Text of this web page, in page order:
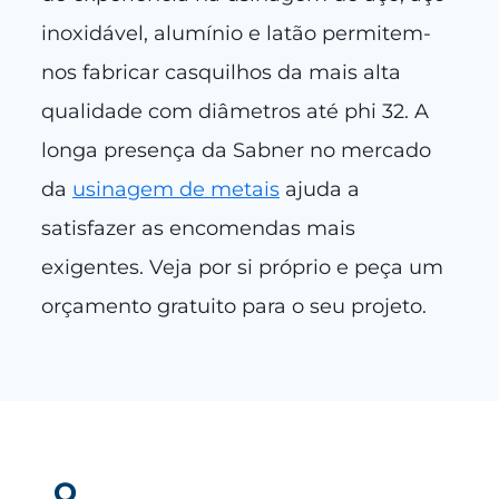
inoxidável, alumínio e latão permitem-
nos fabricar casquilhos da mais alta
qualidade com diâmetros até phi 32. A
longa presença da Sabner no mercado
da usinagem de metais ajuda a
satisfazer as encomendas mais
exigentes. Veja por si próprio e peça um
orçamento gratuito para o seu projeto.
O